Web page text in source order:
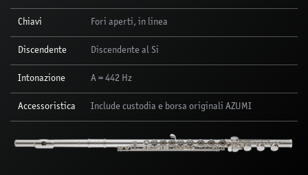
Chiavi Fori aperti, in linea
Discendente Discendente al Si
Intonazione A = 442 Hz
Accessoristica Include custodia e borsa originali AZUMI